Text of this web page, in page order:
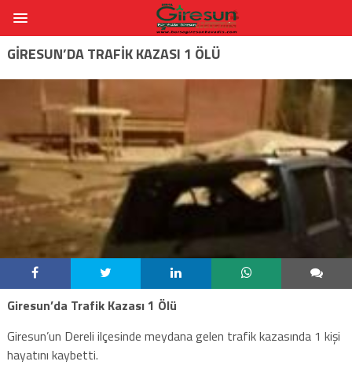
GIRESUN’DA TRAFIK KAZASI 1 ÖLÜ
Giresun’da Trafik Kazası 1 Ölü
Giresun’un Dereli ilçesinde meydana gelen trafik kazasında 1 kişi
hayatını kaybetti.